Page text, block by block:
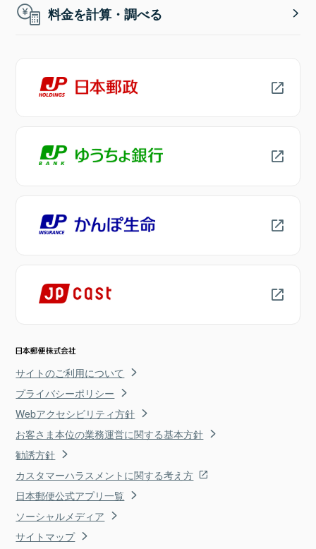
料金を計算・調べる
サイトのご利用について
プライバシーポリシー
Webアクセシビリティ方針
お客さま本位の業務運営に関する基本方針
勧誘方針
カスタマーハラスメントに関する考え方
日本郵便公式アプリ一覧
ソーシャルメディア
サイトマップ